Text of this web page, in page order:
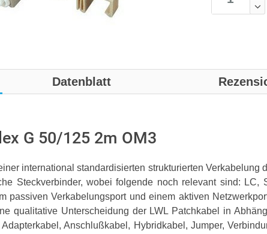
Datenblatt
G 50/125 2m OM3
international standardisierten strukturierten
Steckverbinder, wobei folgende noch relevant sind:
passiven Verkabelungsport und einem aktiven
qualitative Unterscheidung der LWL Patchkabel in
Anschlußkabel, Hybridkabel, Jumper,